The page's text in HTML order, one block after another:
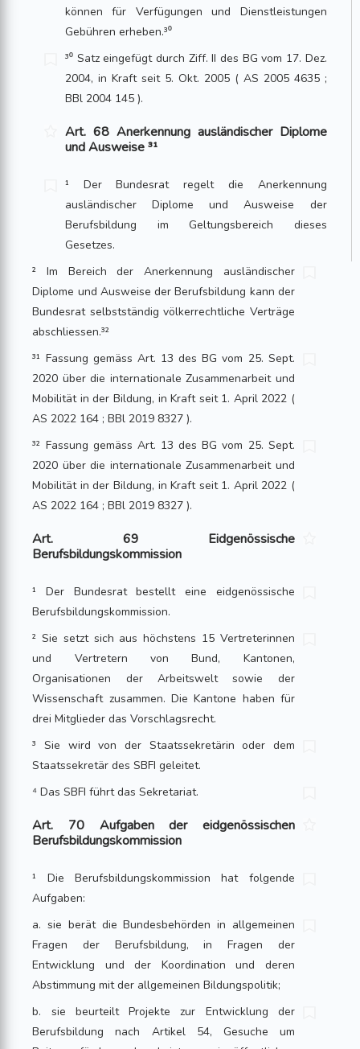
können für Verfügungen und Dienstleistungen
Gebühren erheben.³⁰
³⁰ Satz eingefügt durch Ziff. II des BG vom 17. Dez.
2004, in Kraft seit 5. Okt. 2005 ( AS 2005 4635 ;
BBl 2004 145 ).
Art. 68 Anerkennung ausländischer Diplome
und Ausweise ³¹
¹ Der Bundesrat regelt die Anerkennung
ausländischer Diplome und Ausweise der
Berufsbildung im Geltungsbereich dieses
Gesetzes.
² Im Bereich der Anerkennung ausländischer
Diplome und Ausweise der Berufsbildung kann der
Bundesrat selbstständig völkerrechtliche Verträge
abschliessen.³²
³¹ Fassung gemäss Art. 13 des BG vom 25. Sept.
2020 über die internationale Zusammenarbeit und
Mobilität in der Bildung, in Kraft seit 1. April 2022 (
AS 2022 164 ; BBl 2019 8327 ).
³² Fassung gemäss Art. 13 des BG vom 25. Sept.
2020 über die internationale Zusammenarbeit und
Mobilität in der Bildung, in Kraft seit 1. April 2022 (
AS 2022 164 ; BBl 2019 8327 ).
Art. 69 Eidgenössische
Berufsbildungskommission
¹ Der Bundesrat bestellt eine eidgenössische
Berufsbildungskommission.
² Sie setzt sich aus höchstens 15 Vertreterinnen
und Vertretern von Bund, Kantonen,
Organisationen der Arbeitswelt sowie der
Wissenschaft zusammen. Die Kantone haben für
drei Mitglieder das Vorschlagsrecht.
³ Sie wird von der Staatssekretärin oder dem
Staatssekretär des SBFI geleitet.
⁴ Das SBFI führt das Sekretariat.
Art. 70 Aufgaben der eidgenössischen
Berufsbildungskommission
¹ Die Berufsbildungskommission hat folgende
Aufgaben:
a. sie berät die Bundesbehörden in allgemeinen
Fragen der Berufsbildung, in Fragen der
Entwicklung und der Koordination und deren
Abstimmung mit der allgemeinen Bildungspolitik;
b. sie beurteilt Projekte zur Entwicklung der
Berufsbildung nach Artikel 54, Gesuche um